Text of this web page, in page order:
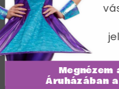
Megnézem
Áruházában